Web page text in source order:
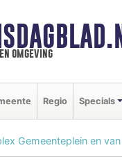
omgeving
Regio Specials
Gemeenteplein en